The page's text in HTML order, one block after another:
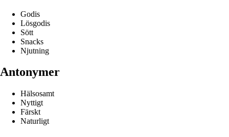
Godis
Lösgodis
Sött
Snacks
Njutning
Antonymer
Hälsosamt
Nyttigt
Färskt
Naturligt